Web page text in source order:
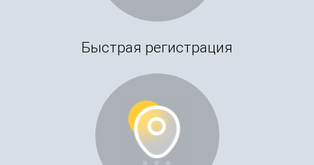
Быстрая регистрация